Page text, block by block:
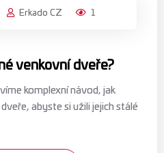
Erkado CZ 1
venkovní dveře?
komplexní návod, jak
abyste si užili jejich stálé